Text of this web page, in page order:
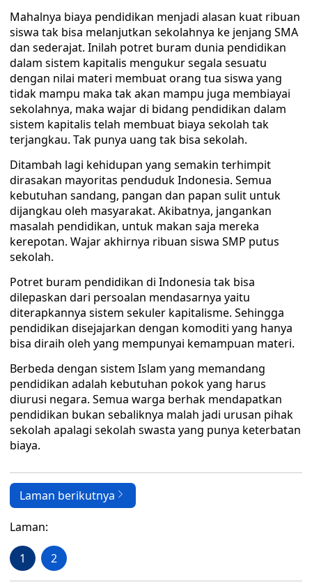
Mahalnya biaya pendidikan menjadi alasan kuat ribuan
siswa tak bisa melanjutkan sekolahnya ke jenjang SMA
dan sederajat. Inilah potret buram dunia pendidikan
dalam sistem kapitalis mengukur segala sesuatu
dengan nilai materi membuat orang tua siswa yang
tidak mampu maka tak akan mampu juga membiayai
sekolahnya, maka wajar di bidang pendidikan dalam
sistem kapitalis telah membuat biaya sekolah tak
terjangkau. Tak punya uang tak bisa sekolah.
Ditambah lagi kehidupan yang semakin terhimpit
dirasakan mayoritas penduduk Indonesia. Semua
kebutuhan sandang, pangan dan papan sulit untuk
dijangkau oleh masyarakat. Akibatnya, jangankan
masalah pendidikan, untuk makan saja mereka
kerepotan. Wajar akhirnya ribuan siswa SMP putus
sekolah.
Potret buram pendidikan di Indonesia tak bisa
dilepaskan dari persoalan mendasarnya yaitu
diterapkannya sistem sekuler kapitalisme. Sehingga
pendidikan disejajarkan dengan komoditi yang hanya
bisa diraih oleh yang mempunyai kemampuan materi.
Berbeda dengan sistem Islam yang memandang
pendidikan adalah kebutuhan pokok yang harus
diurusi negara. Semua warga berhak mendapatkan
pendidikan bukan sebaliknya malah jadi urusan pihak
sekolah apalagi sekolah swasta yang punya keterbatan
biaya.
Laman berikutnya
Laman:
1 2